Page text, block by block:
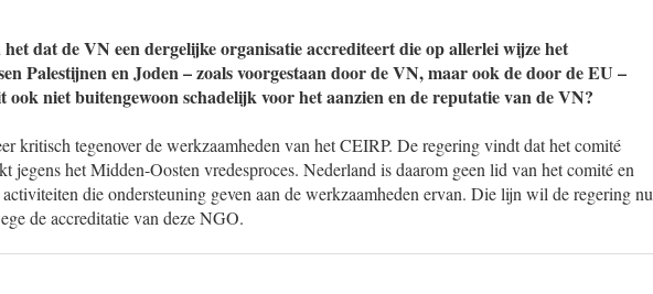
dat de VN een dergelijke organisatie accrediteert die op allerlei wijze het
Palestijnen en Joden – zoals voorgestaan door de VN, maar ook de door de EU –
ook niet buitengewoon schadelijk voor het aanzien en de reputatie van de VN?
kritisch tegenover de werkzaamheden van het CEIRP. De regering vindt dat het comité
jegens het Midden-Oosten vredesproces. Nederland is daarom geen lid van het comité en
die ondersteuning geven aan de werkzaamheden ervan. Die lijn wil de regering nu
de accreditatie van deze NGO.